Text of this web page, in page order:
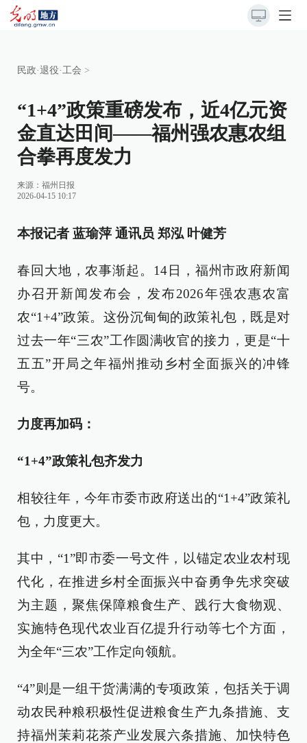
民政·退役·工会 >
“1+4”政策重磅发布，近4亿元资
金直达田间——福州强农惠农组
合拳再度发力
来源： 福州日报
2026-04-15 10:17
本报记者 蓝瑜萍 通讯员 郑泓 叶健芳
春回大地，农事渐起。14日，福州市政府新闻
办召开新闻发布会，发布2026年强农惠农富
农“1+4”政策。这份沉甸甸的政策礼包，既是对
过去一年“三农”工作圆满收官的接力，更是“十
五五”开局之年福州推动乡村全面振兴的冲锋
号。
力度再加码：
“1+4”政策礼包齐发力
相较往年，今年市委市政府送出的“1+4”政策礼
包，力度更大。
其中，“1”即市委一号文件，以锚定农业农村现
代化，在推进乡村全面振兴中奋勇争先求突破
为主题，聚焦保障粮食生产、践行大食物观、
实施特色现代农业百亿提升行动等七个方面，
为全年“三农”工作定向领航。
“4”则是一组干货满满的专项政策，包括关于调
动农民种粮积极性促进粮食生产九条措施、支
持福州茉莉花茶产业发展六条措施、加快特色